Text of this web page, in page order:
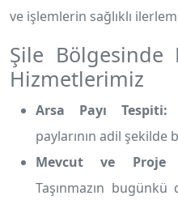
ve işlemlerin sağlıklı
Şile Bölgesinde
Hizmetlerimiz
Arsa Payı Tespiti:
paylarının adil şekilde
Mevcut ve Proje
Taşınmazın